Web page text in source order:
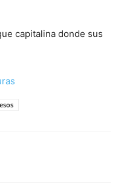
capitalina donde sus